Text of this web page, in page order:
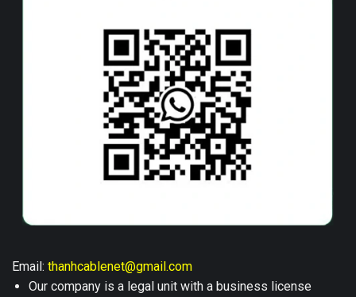
Email: thanhcablenet@gmail.com
Our company is a legal unit with a business license